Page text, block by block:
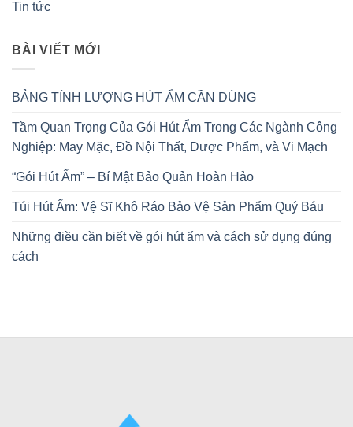
Tin tức
BÀI VIẾT MỚI
BẢNG TÍNH LƯỢNG HÚT ẨM CẦN DÙNG
Tầm Quan Trọng Của Gói Hút Ẩm Trong Các Ngành Công
Nghiệp: May Mặc, Đồ Nội Thất, Dược Phẩm, và Vi Mạch
“Gói Hút Ẩm” – Bí Mật Bảo Quản Hoàn Hảo
Túi Hút Ẩm: Vệ Sĩ Khô Ráo Bảo Vệ Sản Phẩm Quý Báu
Những điều cần biết về gói hút ẩm và cách sử dụng đúng
cách